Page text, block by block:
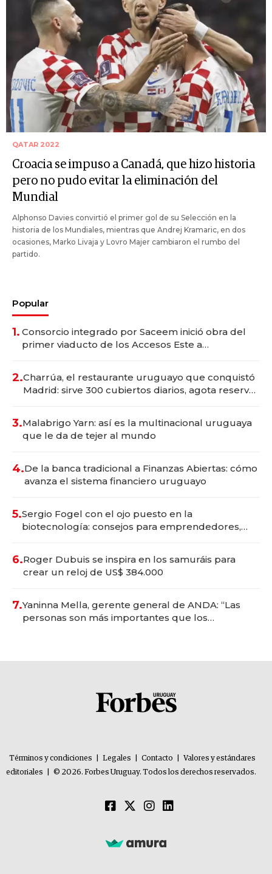
QATAR 2022
Croacia se impuso a Canadá, que hizo historia
pero no pudo evitar la eliminación del
Mundial
Alphonso Davies convirtió el primer gol de su Selección en la
historia de los Mundiales, mientras que Andrej Kramaric, en dos
ocasiones, Marko Livaja y Lovro Majer cambiaron el rumbo del
partido.
Popular
1. Consorcio integrado por Saceem inició obra del
primer viaducto de los Accesos Este a
2.Charrúa, el restaurante uruguayo que conquistó
Madrid: sirve 300 cubiertos diarios, agota reservas
3.Malabrigo Yarn: así es la multinacional uruguaya
que le da de tejer al mundo
4.De la banca tradicional a Finanzas Abiertas: cómo
avanza el sistema financiero uruguayo
5.Sergio Fogel con el ojo puesto en la
biotecnología: consejos para emprendedores,
6.Roger Dubuis se inspira en los samuráis para
crear un reloj de US$ 384.000
7.Yaninna Mella, gerente general de ANDA: “Las
personas son más importantes que los
Términos y condiciones Legales Contacto
Valores y estándares
editoriales
© 2026. Forbes Uruguay. Todos los derechos reservados.